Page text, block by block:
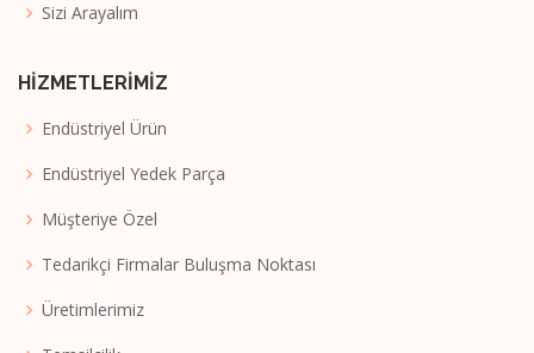
Sizi Arayalım
HİZMETLERİMİZ
Endüstriyel Ürün
Endüstriyel Yedek Parça
Müşteriye Özel
Tedarikçi Firmalar Buluşma Noktası
Üretimlerimiz